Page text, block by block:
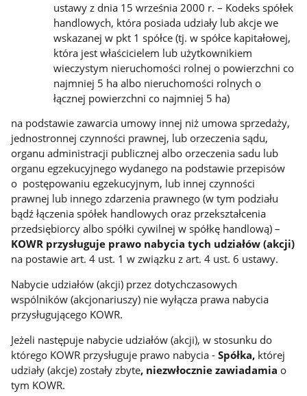
ustawy z dnia 15 września 2000 r. – Kodeks spółek
handlowych, która posiada udziały lub akcje we
wskazanej w pkt 1 spółce (tj. w spółce kapitałowej,
która jest właścicielem lub użytkownikiem
wieczystym nieruchomości rolnej o powierzchni co
najmniej 5 ha albo nieruchomości rolnych o
łącznej powierzchni co najmniej 5 ha)
na podstawie zawarcia umowy innej niż umowa sprzedaży,
jednostronnej czynności prawnej, lub orzeczenia sądu,
organu administracji publicznej albo orzeczenia sadu lub
organu egzekucyjnego wydanego na podstawie przepisów
o postępowaniu egzekucyjnym, lub innej czynności
prawnej lub innego zdarzenia prawnego (w tym podziału
bądź łączenia spółek handlowych oraz przekształcenia
przedsiębiorcy albo spółki cywilnej w spółkę handlową) –
KOWR przysługuje prawo nabycia tych udziałów (akcji)
na postawie art. 4 ust. 1 w związku z art. 4 ust. 6 ustawy.
Nabycie udziałów (akcji) przez dotychczasowych
wspólników (akcjonariuszy) nie wyłącza prawa nabycia
przysługującego KOWR.
Jeżeli następuje nabycie udziałów (akcji), w stosunku do
którego KOWR przysługuje prawo nabycia -Spółka, której
udziały (akcje) zostały zbyte, niezwłocznie zawiadamiao
tym KOWR.